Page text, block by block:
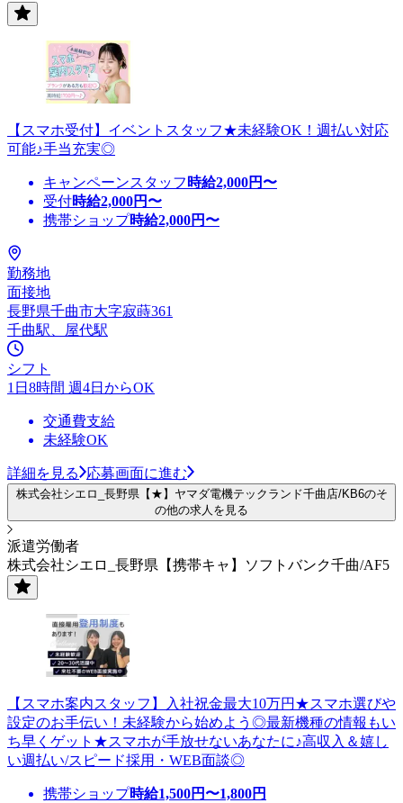
【スマホ受付】イベントスタッフ★未経験OK！週払い対応
可能♪手当充実◎
キャンペーンスタッフ 時給2,000円〜
受付時給2,000円〜
携帯ショップ時給2,000円〜
勤務地
面接地
長野県千曲市大字寂蒔361
千曲駅、屋代駅
シフト
1日8時間 週4日からOK
交通費支給
未経験OK
詳細を見る 応募画面に進む
株式会社シエロ_長野県【★】ヤマダ電機テックランド千曲店/KB6のそ
の他の求人を見る
派遣労働者
株式会社シエロ_長野県【携帯キャ】ソフトバンク千曲/AF5
【スマホ案内スタッフ】入社祝金最大10万円★スマホ選びや
設定のお手伝い！未経験から始めよう◎最新機種の情報もい
ち早くゲット★スマホが手放せないあなたに♪高収入＆嬉し
い週払い/スピード採用・WEB面談◎
携帯ショップ時給1,500円〜1,800円